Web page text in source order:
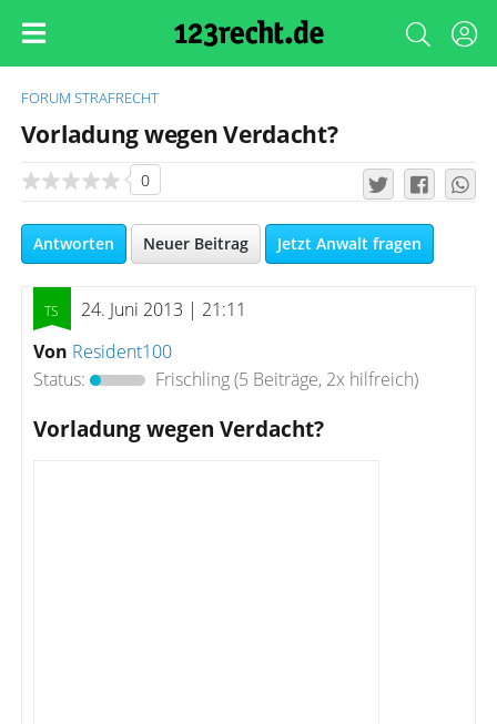
FORUM STRAFRECHT
Vorladung wegen Verdacht?
0
Antworten Neuer Beitrag Jetzt Anwalt fragen
24. Juni 2013 | 21:11
Von Resident100
Status:
Frischling(5 Beiträge, 2x hilfreich)
Vorladung wegen Verdacht?